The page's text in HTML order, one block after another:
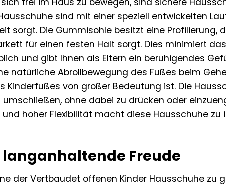
frei im Haus zu bewegen, sind sichere
sind mit einer speziell entwickelten
sorgt. Die Gummisohle besitzt eine Profilierung,
für einen festen Halt sorgt. Dies minimiert
und gibt Ihnen als Eltern ein beruhigendes
natürliche Abrollbewegung des Fußes beim
Kinderfußes von großer Bedeutung ist. Die
ohne dabei zu drücken oder
hoher Flexibilität macht diese Hausschuhe zu
Freude
der Vertbaudet offenen Kinder Hausschuhe zu